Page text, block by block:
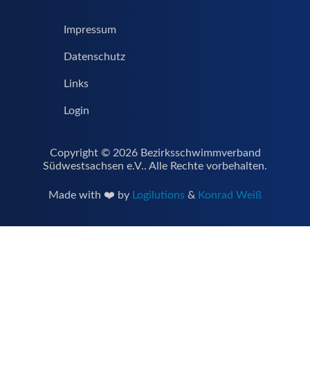
Impressum
Datenschutz
Links
Login
Copyright © 2026 Bezirksschwimmverband
Südwestsachsen e.V.. Alle Rechte vorbehalten.
Made with ❤️ by Logilutions & Konrad Weiß